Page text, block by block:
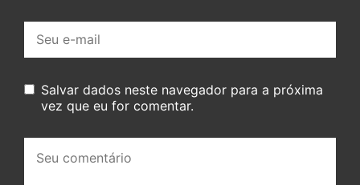
mail:
Salvar dados neste navegador para a próxima
vez que eu for comentar.
comentário: